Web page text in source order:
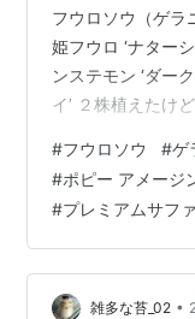
フウロソウ（ゲラ
姫フウロ ‘ナター
ンステモン ‘ダー
イ’ ２株植えたけ
あじさい「プレミ
ースター ４月に
咲いています。
#フウロソウ #ゲ
#ポピー アメージ
#プレミアムサフ
雑多な苔_02 •